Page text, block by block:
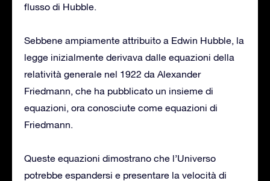
flusso di Hubble.
Sebbene ampiamente attribuito a Edwin Hubble, la
legge inizialmente derivava dalle equazioni della
relatività generale nel 1922 da Alexander
Friedmann, che ha pubblicato un insieme di
equazioni, ora conosciute come equazioni di
Friedmann.
Queste equazioni dimostrano che l’Universo
potrebbe espandersi e presentare la velocità di